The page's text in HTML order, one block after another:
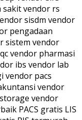
vendor rs
sisdm vendor
pengadaan
sistem vendor
vendor pharmasi
ibs vendor lab
vendor pacs
vendor
vendor
PACS gratis LIS